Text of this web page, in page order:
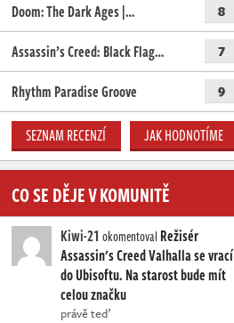
Doom: The Dark Ages |… 8
Assassin’s Creed: Black Flag… 7
Rhythm Paradise Groove 9
SEZNAM RECENZÍ JAK HODNOTÍME
CO SE DĚJE V KOMUNITĚ
Kiwi-21 okomentoval Režisér
Assassin's Creed Valhalla se vrací
do Ubisoftu. Na starost bude mít
celou značku
právě teď